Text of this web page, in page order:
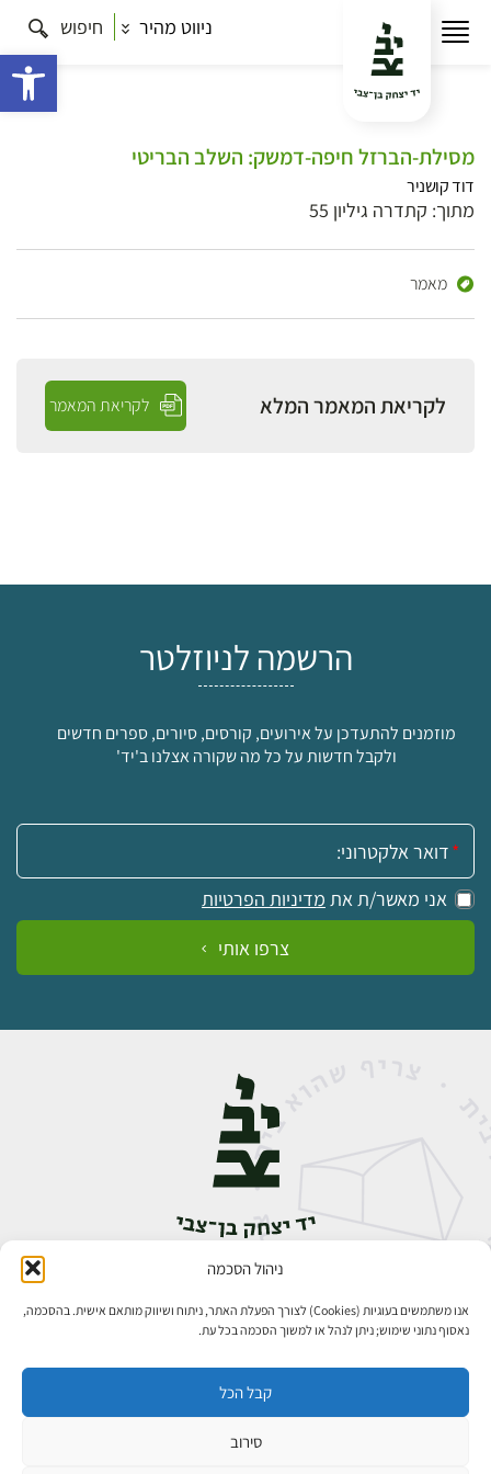
ניהול הסכמה
אנו משתמשים בעוגיות (Cookies) לצורך הפעלת האתר, ניתוח ושיווק מותאם אישית. בהסכמה,
נאסוף נתוני שימוש; ניתן לנהל או למשוך הסכמה בכל עת.
קבל הכל
סירוב
ניווט מהיר חיפוש
מסילת-הברזל חיפה-דמשק: השלב הבריטי
דוד קושניר
מתוך: קתדרה גיליון 55
מאמר
לקריאת המאמר המלא לקריאת המאמר
הרשמה לניוזלטר
מוזמנים להתעדכן על אירועים, קורסים, סיורים, ספרים חדשים
ולקבל חדשות על כל מה שקורה אצלנו ב'יד'
אימייל:
אני מאשר/ת את מדיניות הפרטיות
צרפו אותי
אבן גבירול 14, רחביה, ירושלים